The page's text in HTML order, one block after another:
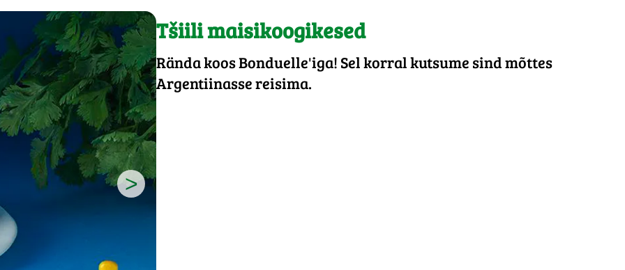
>
Tšiili maisikoogikesed
Rända koos Bonduelle'iga! Sel korral kutsume sind mõttes
Argentiinasse reisima.